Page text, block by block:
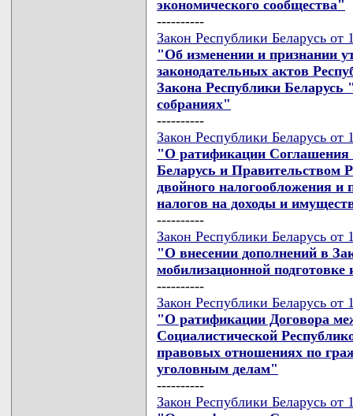
экономического сообщества"
----------
Закон Республики Беларусь
"Об изменении и признании
законодательных актов
Закона Республики
собраниях"
----------
Закон Республики Беларусь
"О ратификации Соглашения
Беларусь и Правительством
двойного налогообложения
налогов на доходы и
----------
Закон Республики Беларусь
"О внесении дополнений в
мобилизационной
----------
Закон Республики Беларусь
"О ратификации Договора
Социалистической
правовых отношениях по
уголовным делам"
----------
Закон Республики Беларусь